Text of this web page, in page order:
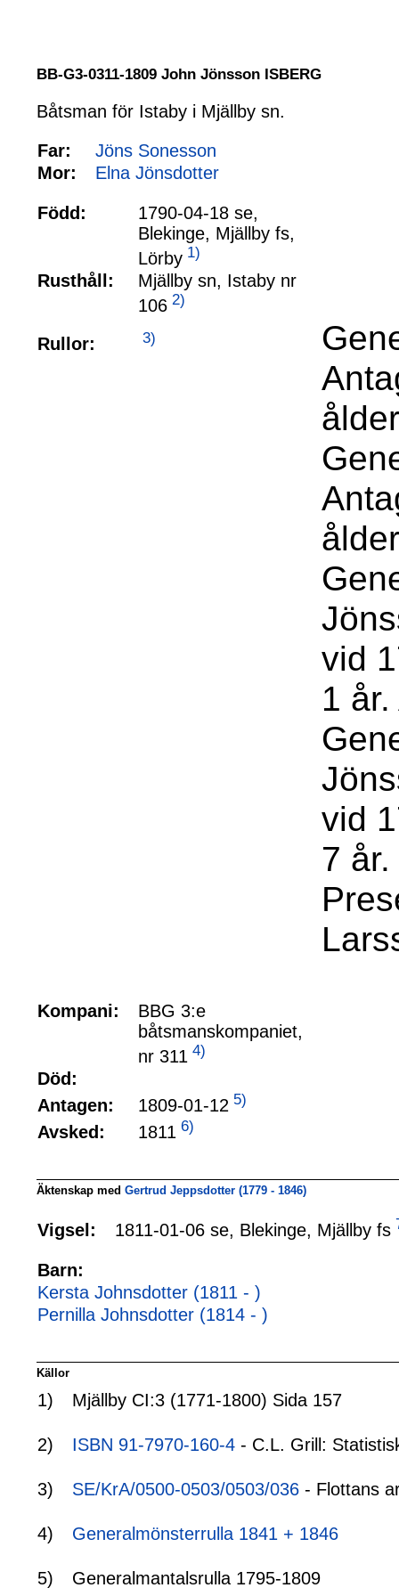
BB-G3-0311-1809 John Jönsson ISBERG
Båtsman för Istaby i Mjällby sn.
Far:
Jöns Sonesson
Mor:
Elna Jönsdotter
Född:
1790-04-18 se,
Blekinge, Mjällby fs,
Lörby 1)
Rusthåll:
Mjällby sn, Istaby nr
106 2)
Rullor: 3)
vid
1
vid
7
Kompani:
BBG 3:e
båtsmanskompaniet,
nr 311 4)
Död:
Antagen:
1809-01-12 5)
Avsked: 1811 6)
Äktenskap med Gertrud Jeppsdotter (1779 - 1846)
Vigsel: 1811-01-06 se, Blekinge, Mjällby fs
Barn:
Kersta Johnsdotter (1811 - )
Pernilla Johnsdotter (1814 - )
Källor
1) Mjällby CI:3 (1771-1800) Sida 157
2) ISBN 91-7970-160-4 - C.L. Grill:
3) SE/KrA/0500-0503/0503/036 - Flottans
4) Generalmönsterrulla 1841 + 1846
5) Generalmantalsrulla 1795-1809